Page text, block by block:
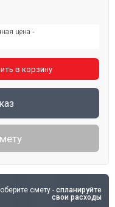
цена ‐
в корзину
смету - спланируйте
свои расходы